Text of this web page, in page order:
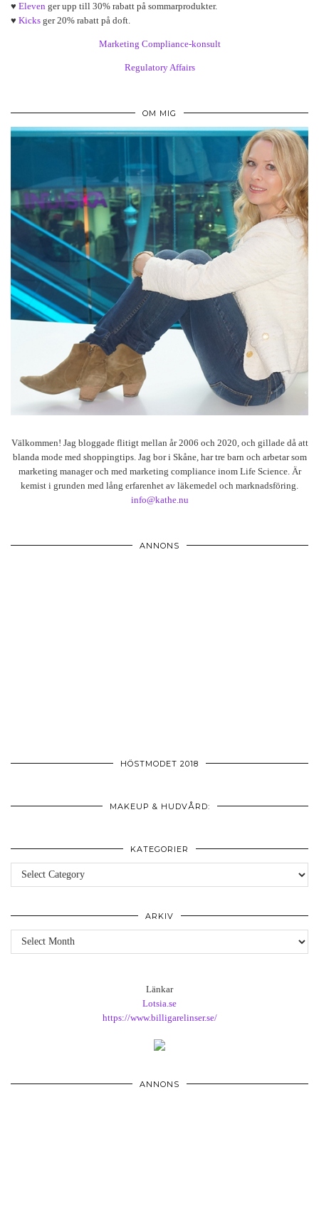
♥ Eleven ger upp till 30% rabatt på sommarprodukter.
♥ Kicks ger 20% rabatt på doft.
Marketing Compliance-konsult
Regulatory Affairs
OM MIG
Välkommen! Jag bloggade flitigt mellan år 2006 och 2020, och gillade då att
blanda mode med shoppingtips. Jag bor i Skåne, har tre barn och arbetar som
marketing manager och med marketing compliance inom Life Science. Är
kemist i grunden med lång erfarenhet av läkemedel och marknadsföring.
info@kathe.nu
ANNONS
HÖSTMODET 2018
MAKEUP & HUDVÅRD:
KATEGORIER
Kategorier
ARKIV
Arkiv
Länkar
Lotsia.se
https://www.billigarelinser.se/
ANNONS